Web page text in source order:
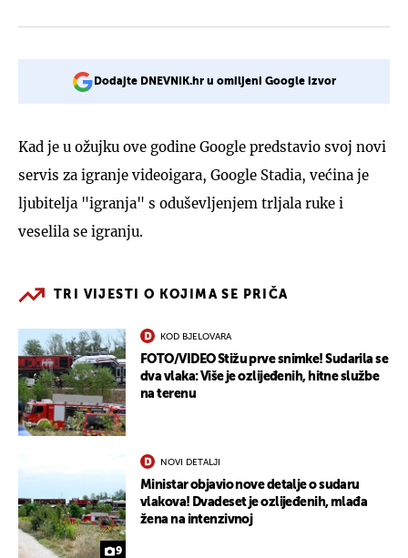
Dodajte DNEVNIK.hr u omiljeni Google izvor
Kad je u ožujku ove godine Google predstavio svoj novi
servis za igranje videoigara, Google Stadia, većina je
ljubitelja "igranja" s oduševljenjem trljala ruke i
veselila se igranju.
TRI VIJESTI O KOJIMA SE PRIČA
KOD BJELOVARA
FOTO/VIDEO Stižu prve snimke! Sudarila se
dva vlaka: Više je ozlijeđenih, hitne službe
na terenu
9
NOVI DETALJI
Ministar objavio nove detalje o sudaru
vlakova! Dvadeset je ozlijeđenih, mlađa
žena na intenzivnoj